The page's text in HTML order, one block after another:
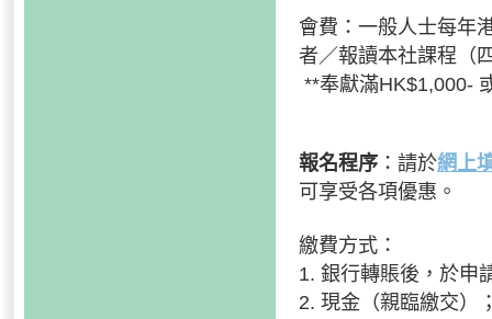
會費：一般人士每年
者／報讀本社課程（
**奉獻滿HK$1,000-
報名程序 ：請於網上
可享受各項優惠。
繳費方式：
1. 銀行轉賬後，於申
2. 現金（親臨繳交）